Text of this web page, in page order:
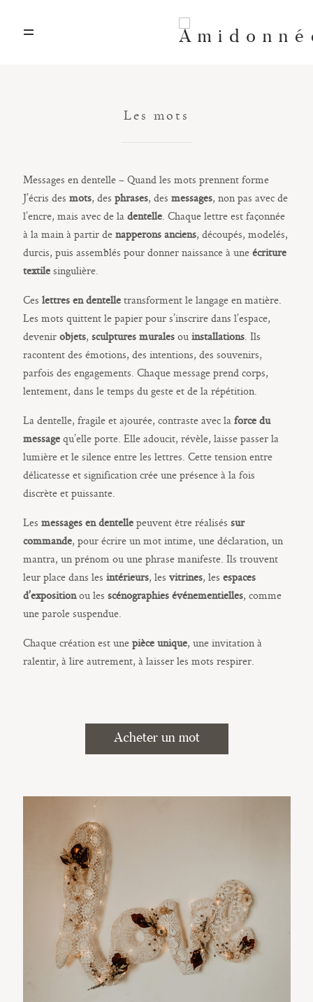
Les mots
Messages en dentelle – Quand les mots prennent forme
J’écris des mots, des phrases, des messages, non pas avec de
l’encre, mais avec de ladentelle. Chaque lettre est façonnée
à la main à partir denapperons anciens, découpés, modelés,
durcis, puis assemblés pour donner naissance à uneécriture
textilesingulière.
Ces lettres en dentelletransforment le langage en matière.
Les mots quittent le papier pour s’inscrire dans l’espace,
devenirobjets, sculptures muralesouinstallations. Ils
racontent des émotions, des intentions, des souvenirs,
parfois des engagements. Chaque message prend corps,
lentement, dans le temps du geste et de la répétition.
La dentelle, fragile et ajourée, contraste avec laforce du
messagequ’elle porte. Elle adoucit, révèle, laisse passer la
lumière et le silence entre les lettres. Cette tension entre
délicatesse et signification crée une présence à la fois
discrète et puissante.
Les messages en dentellepeuvent être réalisés sur
commande, pour écrire un mot intime, une déclaration, un
mantra, un prénom ou une phrase manifeste. Ils trouvent
leur place dans les intérieurs, les vitrines, les espaces
d’expositionou les scénographies événementielles, comme
une parole suspendue.
Chaque création est unepièce unique, une invitation à
ralentir, à lire autrement, à laisser les mots respirer.
Acheter un mot
Art textile
Artisanat d’art
Location décors
Contact
E-shop
Sacramento, California